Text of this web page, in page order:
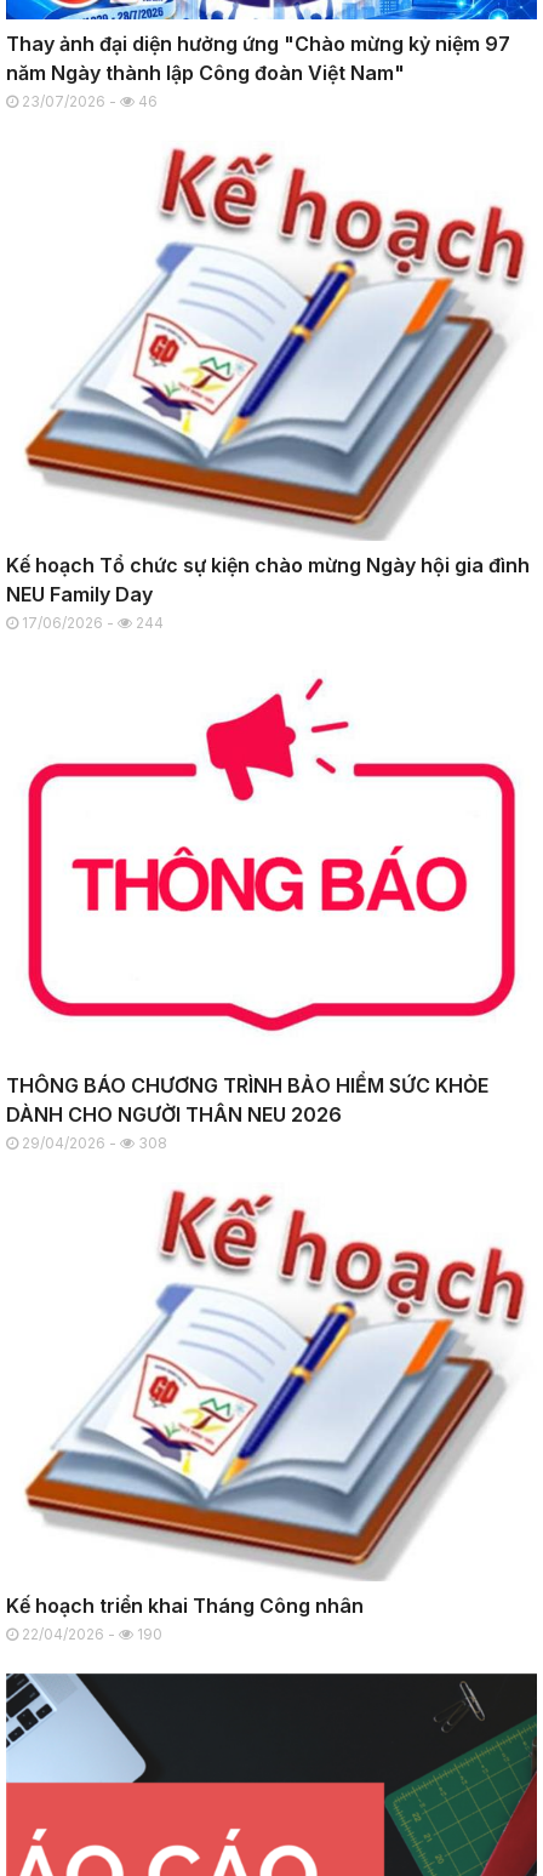
Thay ảnh đại diện hưởng ứng "Chào mừng kỷ niệm 97
năm Ngày thành lập Công đoàn Việt Nam"
23/07/2026 - 46
Kế hoạch Tổ chức sự kiện chào mừng Ngày hội gia đình
NEU Family Day
17/06/2026 - 244
THÔNG BÁO CHƯƠNG TRÌNH BẢO HIỂM SỨC KHỎE
DÀNH CHO NGƯỜI THÂN NEU 2026
29/04/2026 - 308
Kế hoạch triển khai Tháng Công nhân
22/04/2026 - 190